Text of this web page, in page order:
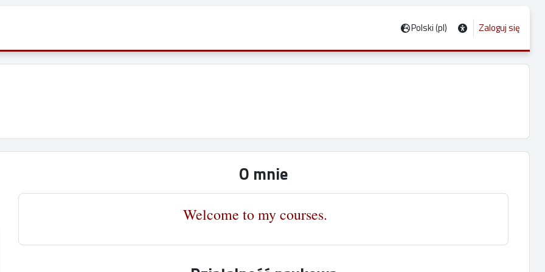
Polski ‎(pl)‎ Zaloguj się
O mnie
Welcome to my courses.